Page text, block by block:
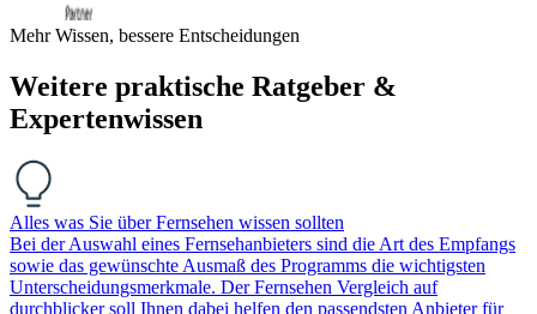
Mehr Wissen, bessere Entscheidungen
Weitere praktische Ratgeber &
Expertenwissen
Alles was Sie über Fernsehen wissen sollten
Bei der Auswahl eines Fernsehanbieters sind die Art des Empfangs
sowie das gewünschte Ausmaß des Programms die wichtigsten
Unterscheidungsmerkmale. Der Fernsehen Vergleich auf
durchblicker soll Ihnen dabei helfen den passendsten Anbieter für